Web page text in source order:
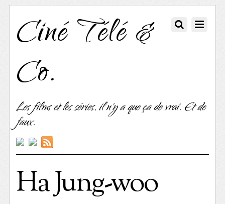
Ciné Télé &
Co.
Les films et les séries, il n'y a que ça de vrai. Et de
faux.
Ha Jung-woo